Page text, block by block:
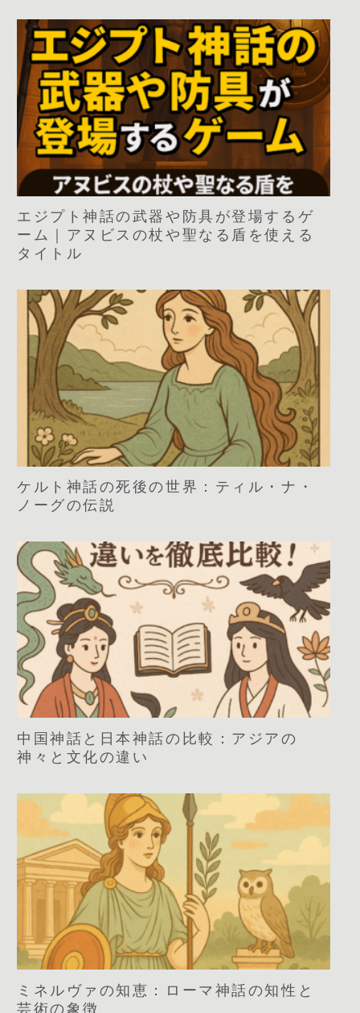
エジプト神話の武器や防具が登場するゲ
ーム｜アヌビスの杖や聖なる盾を使える
タイトル
ケルト神話の死後の世界：ティル・ナ・
ノーグの伝説
中国神話と日本神話の比較：アジアの
神々と文化の違い
ミネルヴァの知恵：ローマ神話の知性と
芸術の象徴